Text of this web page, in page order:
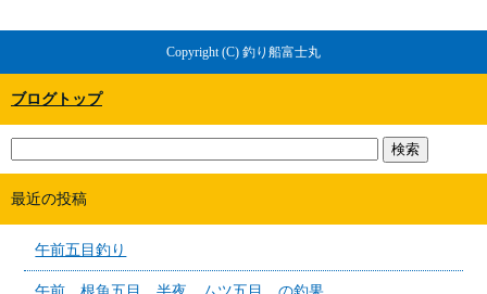
Copyright (C) 釣り船富士丸
ブログトップ
最近の投稿
午前五目釣り